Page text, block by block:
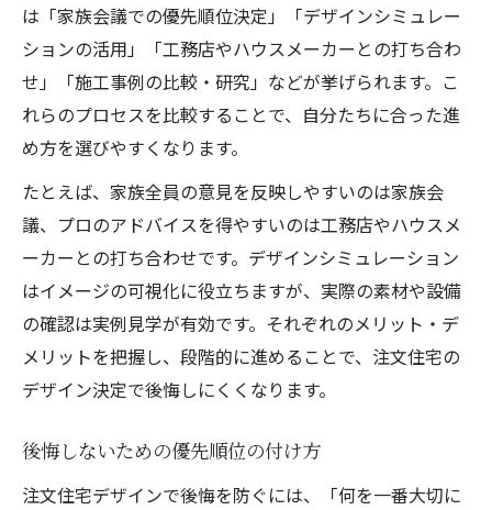
は「家族会議での優先順位決定」「デザインシミュレー
ションの活用」「工務店やハウスメーカーとの打ち合わ
せ」「施工事例の比較・研究」などが挙げられます。こ
れらのプロセスを比較することで、自分たちに合った進
め方を選びやすくなります。
たとえば、家族全員の意見を反映しやすいのは家族会
議、プロのアドバイスを得やすいのは工務店やハウスメ
ーカーとの打ち合わせです。デザインシミュレーション
はイメージの可視化に役立ちますが、実際の素材や設備
の確認は実例見学が有効です。それぞれのメリット・デ
メリットを把握し、段階的に進めることで、注文住宅の
デザイン決定で後悔しにくくなります。
後悔しないための優先順位の付け方
注文住宅デザインで後悔を防ぐには、「何を一番大切に